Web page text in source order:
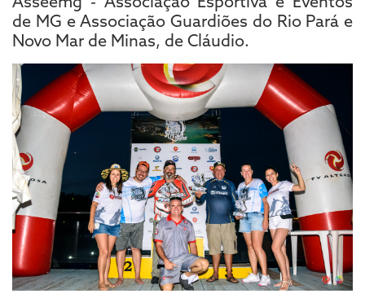
de MG e Associação Guardiões do Rio Pará e
Novo Mar de Minas, de Cláudio.